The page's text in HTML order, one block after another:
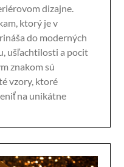
dizajne.
ktorý je v
do moderných
ušľachtilosti a pocit
znakom sú
vzory, ktoré
na unikátne